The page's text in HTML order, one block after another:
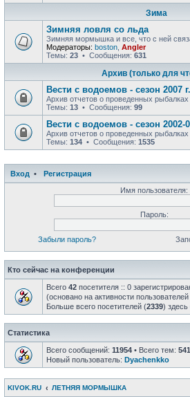
Зима
Зимняя ловля со льда
Зимняя мормышка и все, что с ней
Модераторы: boston Angler
Темы: 23 • Сообщения: 631
Архив (только для
Вести с водоемов - сезон 2007 г.
Архив отчетов о проведенных рыбалках
Темы: 13 • Сообщения: 99
Вести с водоемов - сезон 2002-
Архив отчетов о проведенных рыбалках
Темы: 134 • Сообщения: 1535
Вход •
Регистрация
Имя пользователя:
Пароль:
Забыли пароль?
Кто сейчас на конференции
Всего 42 посетителя :: 0
(основано на активности
Больше всего посетителей (2339) здесь
Статистика
Всего сообщений: 11954 • Всего тем: 541
Новый пользователь: Dyachenkko
KIVOK.RU ЛЕТНЯЯ МОРМЫШКА